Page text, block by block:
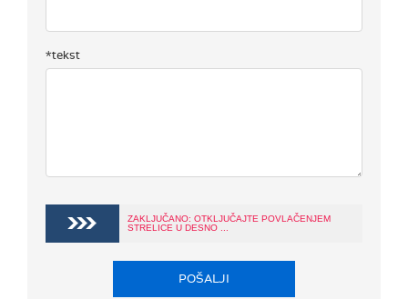
*tekst
ZAKLJUČANO: OTKLJUČAJTE POVLAČENJEM
STRELICE U DESNO ...
POŠALJI